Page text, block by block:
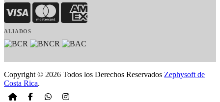
Visa MasterCardAmerican Express
ALIADOS
Copyright © 2026 Todos los Derechos Reservados Zephysoft de
Costa Rica.